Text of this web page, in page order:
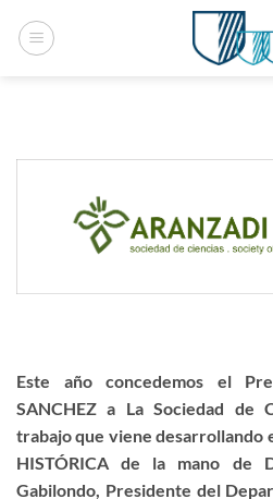
Este año concedemos el
SANCHEZ a La Sociedad de
trabajo que viene desarrollando
HISTÓRICA de la mano de
Gabilondo, Presidente del